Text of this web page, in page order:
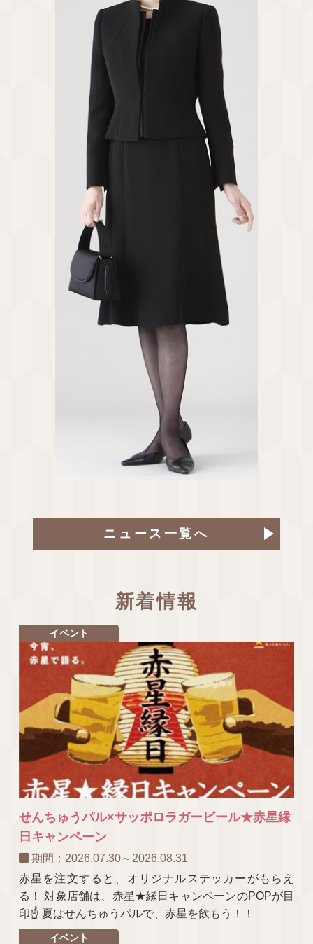
ニュース一覧へ
新着情報
イベント
せんちゅうパル×サッポロラガービール★赤星縁
日キャンペーン
期間：2026.07.30～2026.08.31
赤星を注文すると、オリジナルステッカーがもらえ
る！ 対象店舗は、赤星★縁日キャンペーンのPOPが目
印☝ 夏はせんちゅうパルで、赤星を飲もう！！
イベント